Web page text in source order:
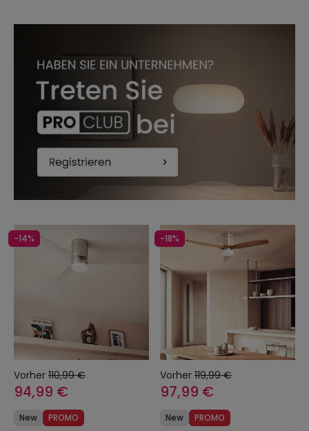
-14%
Vorher 110,99 €
94,99 €
New PROMO
-18%
Vorher 119,99 €
97,99 €
New PROMO